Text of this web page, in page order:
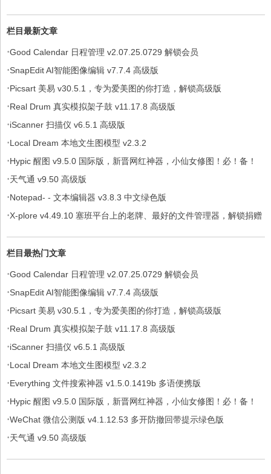
栏目最新文章
·Good Calendar 日程管理 v2.07.25.0729 解锁会员
·SnapEdit AI智能图像编辑 v7.7.4 高级版
·Picsart 美易 v30.5.1，专为爱美图的你打造，解锁高级版
·Real Drum 真实模拟架子鼓 v11.17.8 高级版
·iScanner 扫描仪 v6.5.1 高级版
·Local Dream 本地文生图模型 v2.3.2
·Hypic 醒图 v9.5.0 国际版，新晋网红神器，小仙女修图！必！备！
·天气通 v9.50 高级版
·Notepad- - 文本编辑器 v3.8.3 中文绿色版
·X-plore v4.49.10 塞班平台上的老牌、最好的文件管理器，解锁捐赠
栏目最热门文章
·Good Calendar 日程管理 v2.07.25.0729 解锁会员
·SnapEdit AI智能图像编辑 v7.7.4 高级版
·Picsart 美易 v30.5.1，专为爱美图的你打造，解锁高级版
·Real Drum 真实模拟架子鼓 v11.17.8 高级版
·iScanner 扫描仪 v6.5.1 高级版
·Local Dream 本地文生图模型 v2.3.2
·Everything 文件搜索神器 v1.5.0.1419b 多语便携版
·Hypic 醒图 v9.5.0 国际版，新晋网红神器，小仙女修图！必！备！
·WeChat 微信公测版 v4.1.12.53 多开防撤回带提示绿色版
·天气通 v9.50 高级版